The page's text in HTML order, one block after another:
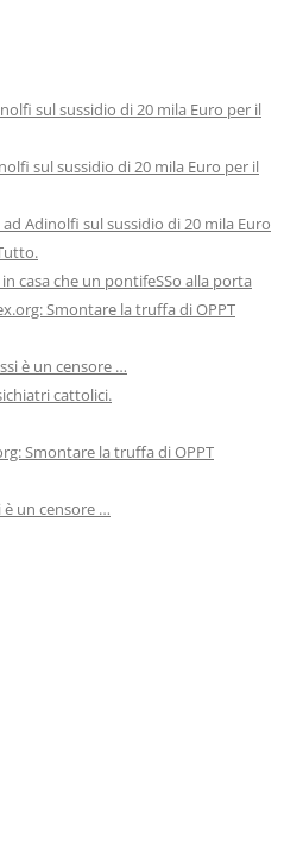
sul sussidio di 20 mila Euro per il
sul sussidio di 20 mila Euro per il
ad Adinolfi sul sussidio di 20 mila Euro
casa che un pontifeSSo alla porta
Smontare la truffa di OPPT
è un censore …
cattolici.
Smontare la truffa di OPPT
è un censore …